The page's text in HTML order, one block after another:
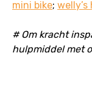
mini bike;
# Om kracht
hulpmiddel met